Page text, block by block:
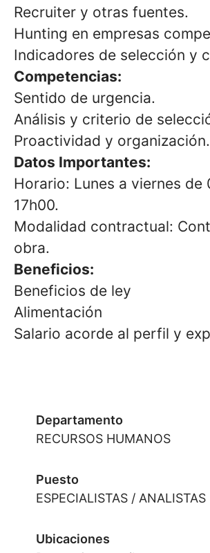
Recruiter y otras fuentes.
Hunting en empresas
Indicadores de selección y
Competencias:
Sentido de urgencia.
Análisis y criterio de
Proactividad y organización.
Datos Importantes:
Horario: Lunes a viernes de
17h00.
Modalidad contractual:
obra.
Beneficios:
Beneficios de ley
Alimentación
Salario acorde al perfil y
Departamento
RECURSOS HUMANOS
Puesto
ESPECIALISTAS / ANALISTAS
Ubicaciones